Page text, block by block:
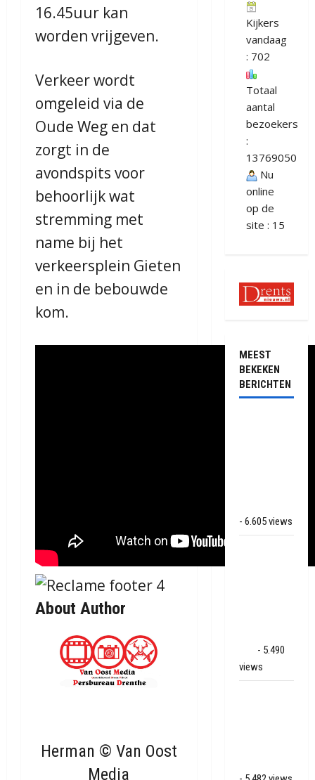
16.45uur kan
worden vrijgeven.
Verkeer wordt
omgeleid via de
Oude Weg en dat
zorgt in de
avondspits voor
behoorlijk wat
stremming met
name bij het
verkeersplein Gieten
en in de bebouwde
kom.
About Author
Herman © Van Oost
Media
Kijkers
vandaag
: 702
Totaal
aantal
bezoekers
:
13769050
Nu
online
op de
site : 15
MEEST
BEKEKEN
BERICHTEN
- 6.605 views
- 5.490
views